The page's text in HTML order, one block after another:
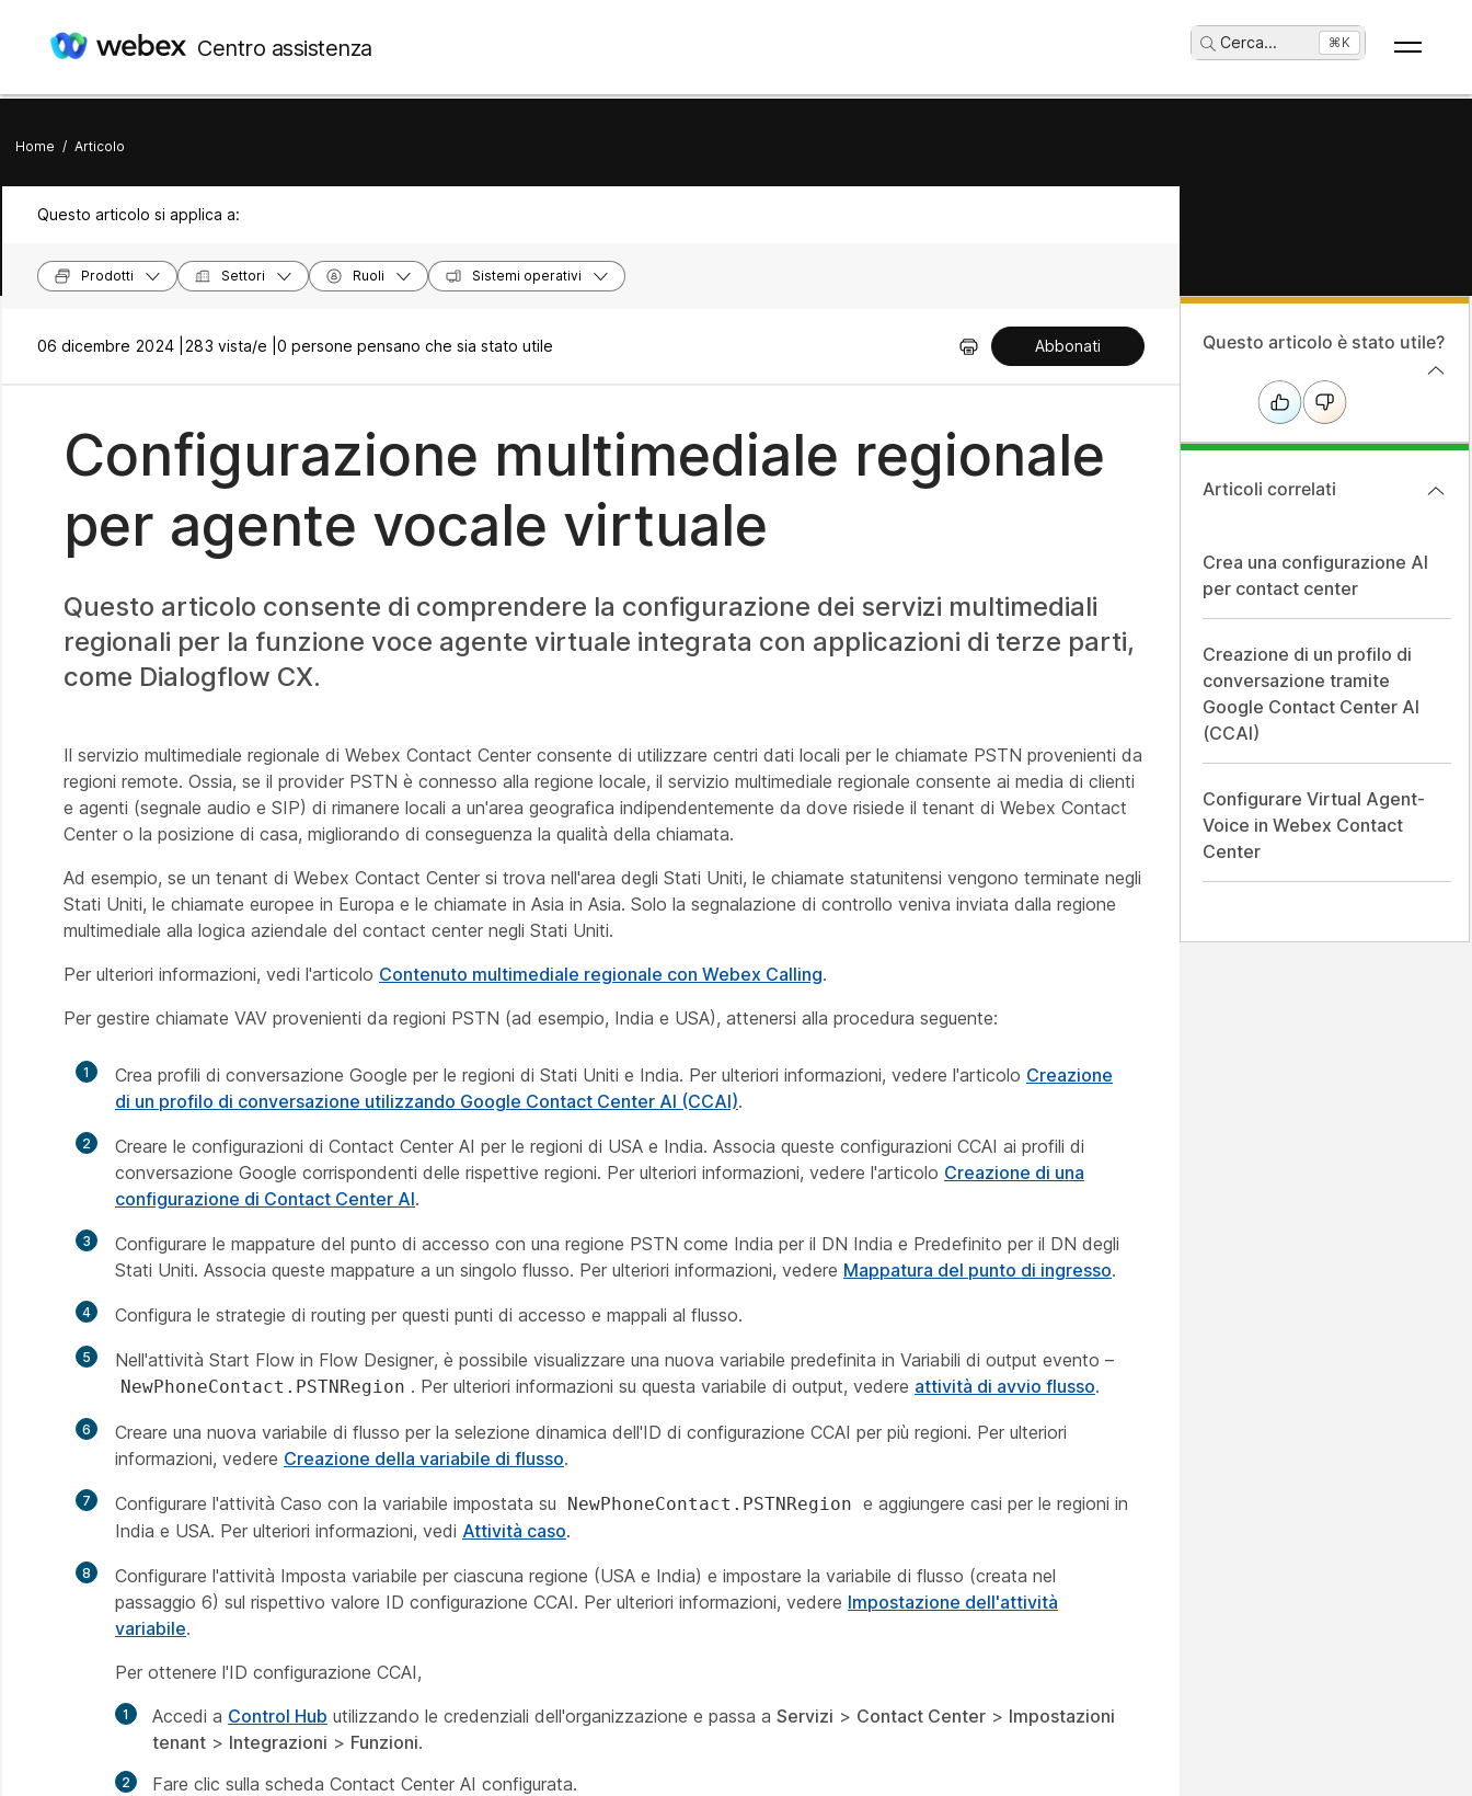
Centro assistenza Cerca... ⌘K
Home / Articolo
Questo articolo si applica a:
Prodotti Settori Ruoli Sistemi operativi
06 dicembre 2024 | 283 vista/e | 0 persone pensano che sia stato utile Abbonati
Configurazione multimediale regionale
per agente vocale virtuale
Questo articolo consente di comprendere la configurazione dei servizi multimediali
regionali per la funzione voce agente virtuale integrata con applicazioni di terze parti,
come Dialogflow CX.
Il servizio multimediale regionale di Webex Contact Center consente di utilizzare centri dati locali per le chiamate PSTN provenienti da
regioni remote. Ossia, se il provider PSTN è connesso alla regione locale, il servizio multimediale regionale consente ai media di clienti
e agenti (segnale audio e SIP) di rimanere locali a un'area geografica indipendentemente da dove risiede il tenant di Webex Contact
Center o la posizione di casa, migliorando di conseguenza la qualità della chiamata.
Ad esempio, se un tenant di Webex Contact Center si trova nell'area degli Stati Uniti, le chiamate statunitensi vengono terminate negli
Stati Uniti, le chiamate europee in Europa e le chiamate in Asia in Asia. Solo la segnalazione di controllo veniva inviata dalla regione
multimediale alla logica aziendale del contact center negli Stati Uniti.
Per ulteriori informazioni, vedi l'articolo Contenuto multimediale regionale con Webex Calling.
Per gestire chiamate VAV provenienti da regioni PSTN (ad esempio, India e USA), attenersi alla procedura seguente:
1 Crea profili di conversazione Google per le regioni di Stati Uniti e India. Per ulteriori informazioni, vedere l'articolo Creazione
di un profilo di conversazione utilizzando Google Contact Center AI (CCAI).
2
Creare le configurazioni di Contact Center AI per le regioni di USA e India. Associa queste configurazioni CCAI ai profili di
conversazione Google corrispondenti delle rispettive regioni. Per ulteriori informazioni, vedere l'articolo Creazione di una
configurazione di Contact Center AI.
3
Configurare le mappature del punto di accesso con una regione PSTN come India per il DN India e Predefinito per il DN degli
Stati Uniti. Associa queste mappature a un singolo flusso. Per ulteriori informazioni, vedere Mappatura del punto di ingresso.
4 Configura le strategie di routing per questi punti di accesso e mappali al flusso.
5 Nell'attività Start Flow in Flow Designer, è possibile visualizzare una nuova variabile predefinita in Variabili di output evento –
NewPhoneContact.PSTNRegion . Per ulteriori informazioni su questa variabile di output, vedere attività di avvio flusso.
6
Creare una nuova variabile di flusso per la selezione dinamica dell'ID di configurazione CCAI per più regioni. Per ulteriori
informazioni, vedere Creazione della variabile di flusso.
7 Configurare l'attività Caso con la variabile impostata su NewPhoneContact.PSTNRegion e aggiungere casi per le regioni in
India e USA. Per ulteriori informazioni, vedi Attività caso.
8
Configurare l'attività Imposta variabile per ciascuna regione (USA e India) e impostare la variabile di flusso (creata nel
passaggio 6) sul rispettivo valore ID configurazione CCAI. Per ulteriori informazioni, vedere Impostazione dell'attività
variabile.
Per ottenere l'ID configurazione CCAI,
Accedi a Control Hub utilizzando le credenziali dell'organizzazione e passa a Servizi > Contact Center > Impostazioni
tenant > Integrazioni > Funzioni.
Fare clic sulla scheda Contact Center AI configurata.
Questo articolo è stato utile?
Articoli correlati
Crea una configurazione AI
per contact center
Creazione di un profilo di
conversazione tramite
Google Contact Center AI
(CCAI)
Configurare Virtual Agent-
Voice in Webex Contact
Center